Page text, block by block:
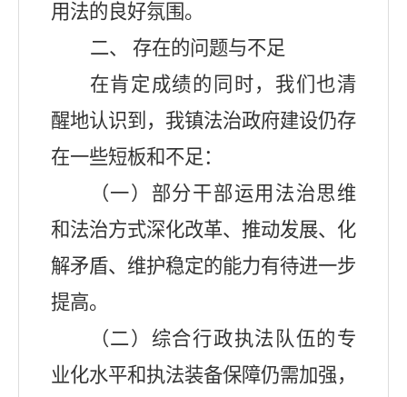
用法的良好氛围。
二、
存在的问题与不足
在肯定成绩的同时，我们也清
醒地认识到，我镇法治政府建设仍存
在一些短板和不足：
（一）部分干部运用法治思维
和法治方式深化改革、推动发展、化
解矛盾、维护稳定的能力有待进一步
提高。
（二）综合行政执法队伍的专
业化水平和执法装备保障仍需加强，